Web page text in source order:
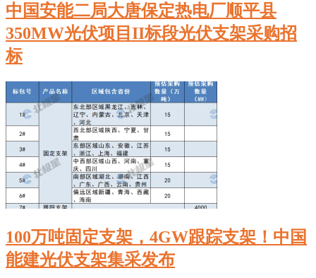
中国安能二局大唐保定热电厂顺平县
350MW光伏项目II标段光伏支架采购招
标
100万吨固定支架，4GW跟踪支架！中国
能建光伏支架集采发布